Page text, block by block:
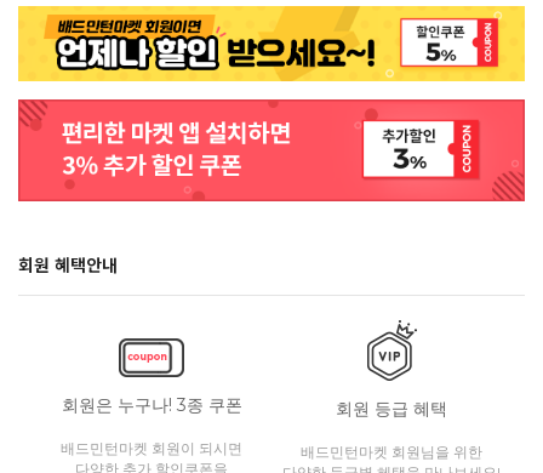
회원 혜택안내
회원은 누구나! 3종 쿠폰
배드민턴마켓 회원이 되시면
다양한 추가 할인쿠폰을
회원 등급 혜택
배드민턴마켓 회원님을 위한